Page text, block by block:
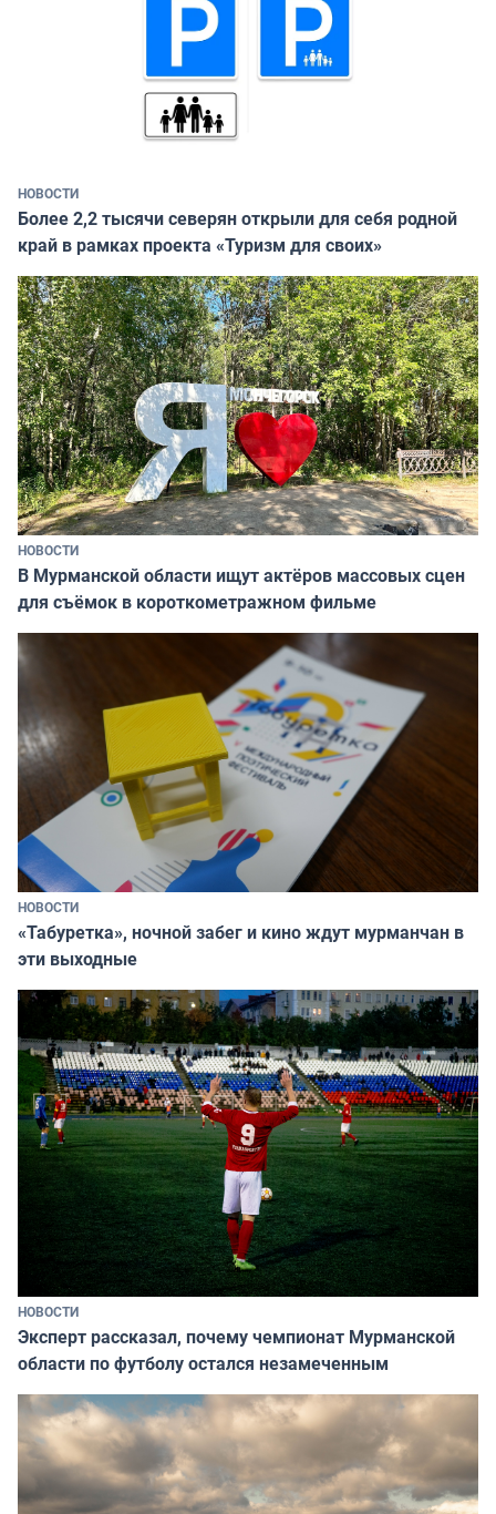
НОВОСТИ
Более 2,2 тысячи северян открыли для себя родной
край в рамках проекта «Туризм для своих»
НОВОСТИ
В Мурманской области ищут актёров массовых сцен
для съёмок в короткометражном фильме
НОВОСТИ
«Табуретка», ночной забег и кино ждут мурманчан в
эти выходные
НОВОСТИ
Эксперт рассказал, почему чемпионат Мурманской
области по футболу остался незамеченным